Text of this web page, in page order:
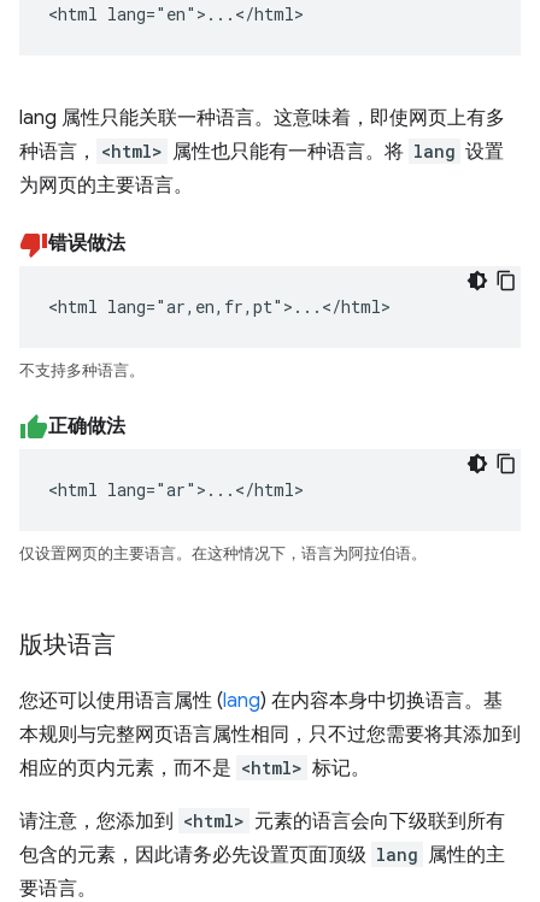
<html lang="en">...</html>
lang 属性只能关联一种语言。这意味着，即使网页上有多
种语言，
<html> 属性也只能有一种语言。将 lang 设置
为网页的主要语言。
错误做法
<html lang="ar,en,fr,pt">...</html>
不支持多种语言。
正确做法
<html lang="ar">...</html>
仅设置网页的主要语言。在这种情况下，语言为阿拉伯语。
版块语言
您还可以使用语言属性 (lang) 在内容本身中切换语言。基
本规则与完整网页语言属性相同，只不过您需要将其添加到
相应的页内元素，而不是 <html> 标记。
请注意，您添加到 <html> 元素的语言会向下级联到所有
包含的元素，因此请务必先设置页面顶级 lang 属性的主
要语言。